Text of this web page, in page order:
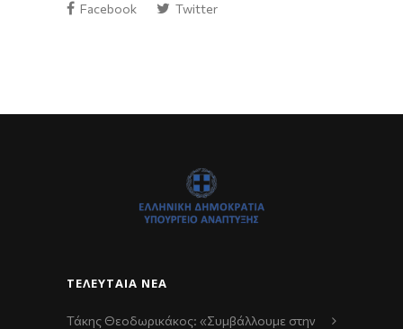
Facebook Twitter
ΤΕΛΕΥΤΑΊΑ ΝΈΑ
Τάκης Θεοδωρικάκος: «Συμβάλλουμε στην